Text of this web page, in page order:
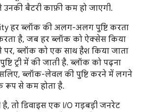
बैटरी काफ़ी कम हो जाएगी.
हर ब्लॉक की अलग-अलग पुष्टि करता
है, जब हर ब्लॉक को ऐक्सेस किया
पर, ब्लॉक को एक साथ हैश किया जाता
ट्री में की जाती है. ब्लॉक को पढ़ना
ब्लॉक-लेवल की पुष्टि करने में लगने
रूप से कम होता है.
है, तो डिवाइस एक I/O गड़बड़ी जनरेट